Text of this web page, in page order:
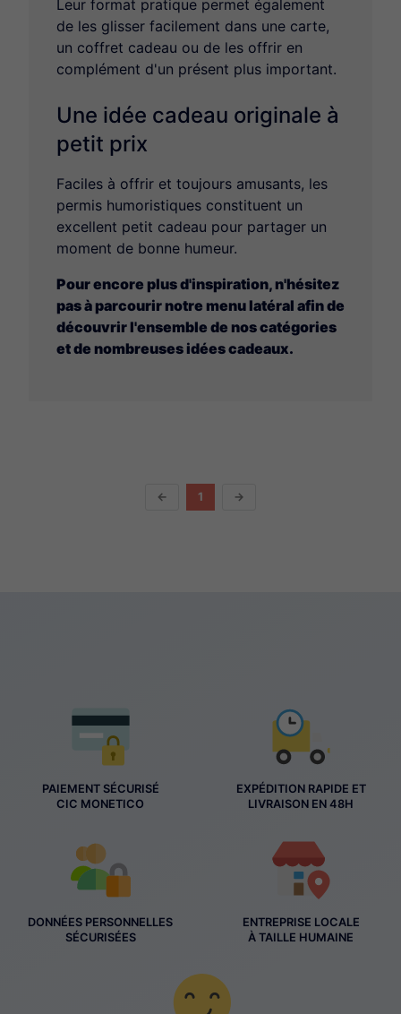
Leur format pratique permet également
de les glisser facilement dans une carte,
un coffret cadeau ou de les offrir en
complément d'un présent plus important.
Une idée cadeau originale à
petit prix
Faciles à offrir et toujours amusants, les
permis humoristiques constituent un
excellent petit cadeau pour partager un
moment de bonne humeur.
Pour encore plus d'inspiration, n'hésitez
pas à parcourir notre menu latéral afin de
découvrir l'ensemble de nos catégories
et de nombreuses idées cadeaux.
← 1 →
PAIEMENT SÉCURISÉ
CIC MONETICO
EXPÉDITION RAPIDE ET
LIVRAISON EN 48H
DONNÉES PERSONNELLES
SÉCURISÉES
ENTREPRISE LOCALE
À TAILLE HUMAINE